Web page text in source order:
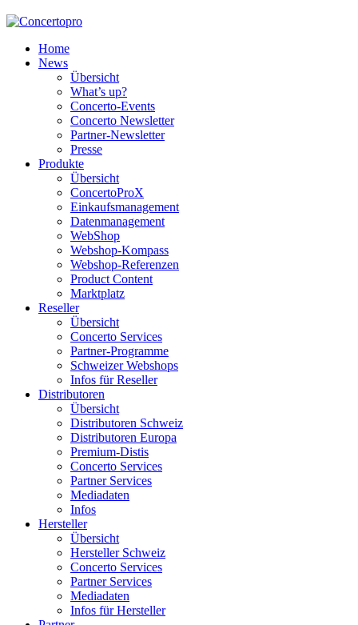
Home
News
Übersicht
What’s up?
Concerto-Events
Concerto Newsletter
Partner-Newsletter
Presse
Produkte
Übersicht
ConcertoProX
Einkaufsmanagement
Datenmanagement
WebShop
Webshop-Kompass
Webshop-Referenzen
Product Content
Marktplatz
Reseller
Übersicht
Concerto Services
Partner-Programme
Schweizer Webshops
Infos für Reseller
Distributoren
Übersicht
Distributoren Schweiz
Distributoren Europa
Premium-Distis
Concerto Services
Partner Services
Mediadaten
Infos
Hersteller
Übersicht
Hersteller Schweiz
Concerto Services
Partner Services
Mediadaten
Infos für Hersteller